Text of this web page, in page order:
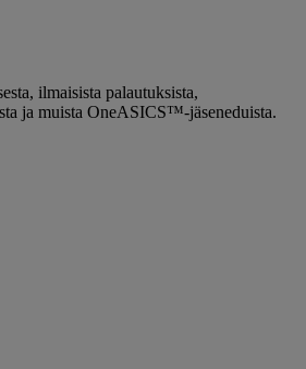
ilmaisista palautuksista,
ja muista OneASICS™-jäseneduista.